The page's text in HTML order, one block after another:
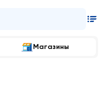
Магазины